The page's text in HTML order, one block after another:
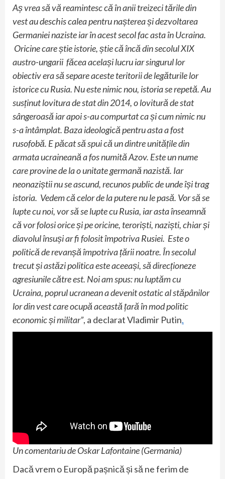
Aș vrea să vă reamintesc că în anii treizeci tările din
vest au deschis calea pentru nașterea și dezvoltarea
Germaniei naziste iar în acest secol fac asta în Ucraina.
Oricine care știe istorie, știe că încă din secolul XIX
austro-ungarii făcea același lucru iar singurul lor
obiectiv era să separe aceste teritorii de legăturile lor
istorice cu Rusia. Nu este nimic nou, istoria se repetă. Au
susținut lovitura de stat din 2014, o lovitură de stat
sângeroasă iar apoi s-au compurtat ca și cum nimic nu
s-a întâmplat. Baza ideologică pentru asta a fost
rusofobă. E păcat să spui că un dintre unitățile din
armata ucraineană a fos numită Azov. Este un nume
care provine de la o unitate germană nazistă. Iar
neonaziștii nu se ascund, recunos public de unde își trag
istoria. Vedem că celor de la putere nu le pasă. Vor să se
lupte cu noi, vor să se lupte cu Rusia, iar asta înseamnă
că vor folosi orice și pe oricine, teroriști, naziști, chiar și
diavolul însuși ar fi folosit împotriva Rusiei. Este o
politică de revanșă împotriva țării noatre. În secolul
trecut și astăzi politica este aceeași, să direcționeze
agresiunile către est. Noi am spus: nu luptăm cu
Ucraina, poprul ucranean a devenit ostatic al stăpânilor
lor din vest care ocupă această țară în mod politic
economic și militar”, a declarat Vladimir Putin.
Un comentariu de Oskar Lafontaine (Germania)
Dacă vrem o Europă pașnică și să ne ferim de